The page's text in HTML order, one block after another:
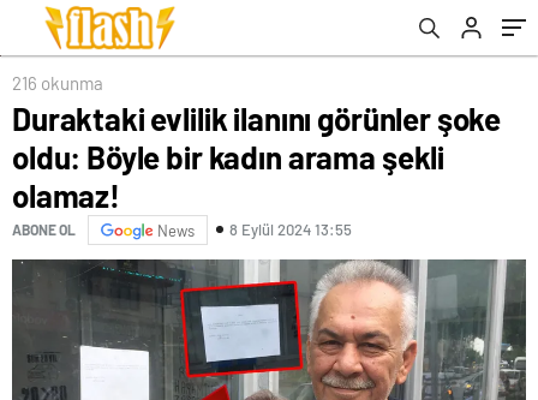
216 okunma
Duraktaki evlilik ilanını görünler şoke
oldu: Böyle bir kadın arama şekli
olamaz!
ABONE OL News 8 Eylül 2024 13:55